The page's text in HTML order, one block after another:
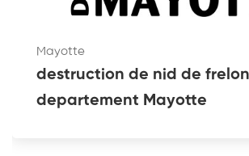
Mayotte
destruction de nid de
departement Mayotte